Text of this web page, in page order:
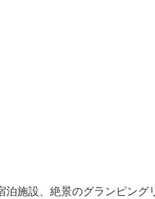
泊施設、絶景のグランピング